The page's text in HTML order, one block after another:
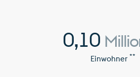
0,10
Einwohner **